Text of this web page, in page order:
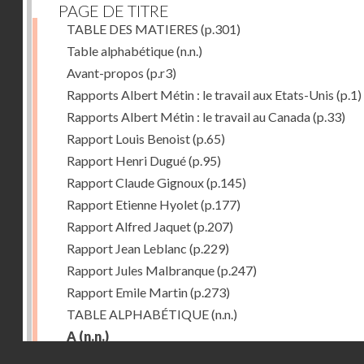
PAGE DE TITRE
TABLE DES MATIERES (p.301)
Table alphabétique(n.n.)
Avant-propos (p.r3)
Rapports Albert Métin : le travail aux Etats-Unis (p.1)
Rapports Albert Métin : le travail au Canada(p.33)
Rapport Louis Benoist(p.65)
Rapport Henri Dugué(p.95)
Rapport Claude Gignoux(p.145)
Rapport Etienne Hyolet(p.177)
Rapport Alfred Jaquet(p.207)
Rapport Jean Leblanc (p.229)
Rapport Jules Malbranque(p.247)
Rapport Emile Martin(p.273)
TABLE ALPHABÉTIQUE(n.n.)
A (n.n.)